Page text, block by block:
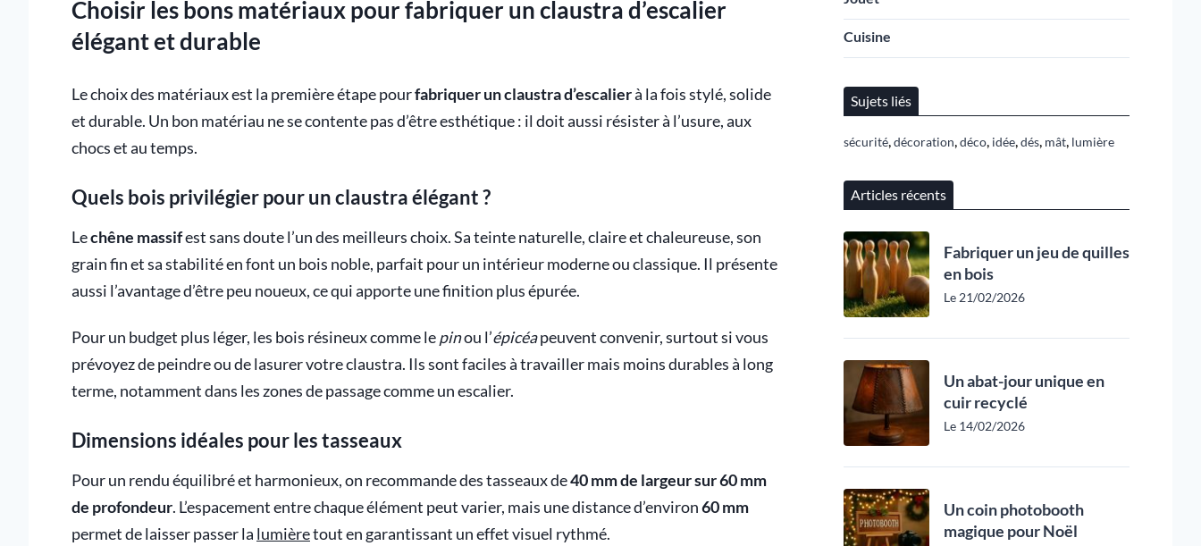
Choisir les bons matériaux pour fabriquer un claustra d’escalier
élégant et durable
Le choix des matériaux est la première étape pourfabriquer un claustra d’escalierà la fois stylé, solide
et durable. Un bon matériau ne se contente pas d’être esthétique : il doit aussi résister à l’usure, aux
chocs et au temps.
Quels bois privilégier pour un claustra élégant ?
Lechêne massifest sans doute l’un des meilleurs choix. Sa teinte naturelle, claire et chaleureuse, son
grain fin et sa stabilité en font un bois noble, parfait pour un intérieur moderne ou classique. Il présente
aussi l’avantage d’être peu noueux, ce qui apporte une finition plus épurée.
Pour un budget plus léger, les bois résineux comme lepinou l’épicéapeuvent convenir, surtout si vous
prévoyez de peindre ou de lasurer votre claustra. Ils sont faciles à travailler mais moins durables à long
terme, notamment dans les zones de passage comme un escalier.
Dimensions idéales pour les tasseaux
Pour un rendu équilibré et harmonieux, on recommande des tasseaux de40 mm de largeur sur 60 mm
de profondeur. L’espacement entre chaque élément peut varier, mais une distance d’environ60 mm
permet de laisser passer la lumièretout en garantissant un effet visuel rythmé.
Cuisine
Sujets liés
sécurité,décoration,déco, idée,dés, mât, lumière
Articles récents
Fabriquer un jeu de quilles
en bois
Le 21/02/2026
Un abat-jour unique en
cuir recyclé
Le 14/02/2026
Un coin photobooth
magique pour Noël